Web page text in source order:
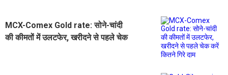
MCX-Comex Gold rate: सोने-चांदी
की कीमतों में उलटफेर, खरीदने से पहले चेक